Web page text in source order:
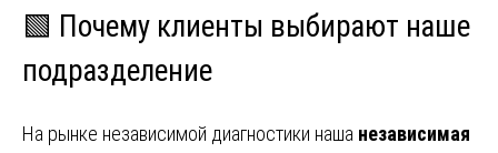
🟩 Почему клиенты выбирают наше
подразделение
На рынке независимой диагностики наша независимая